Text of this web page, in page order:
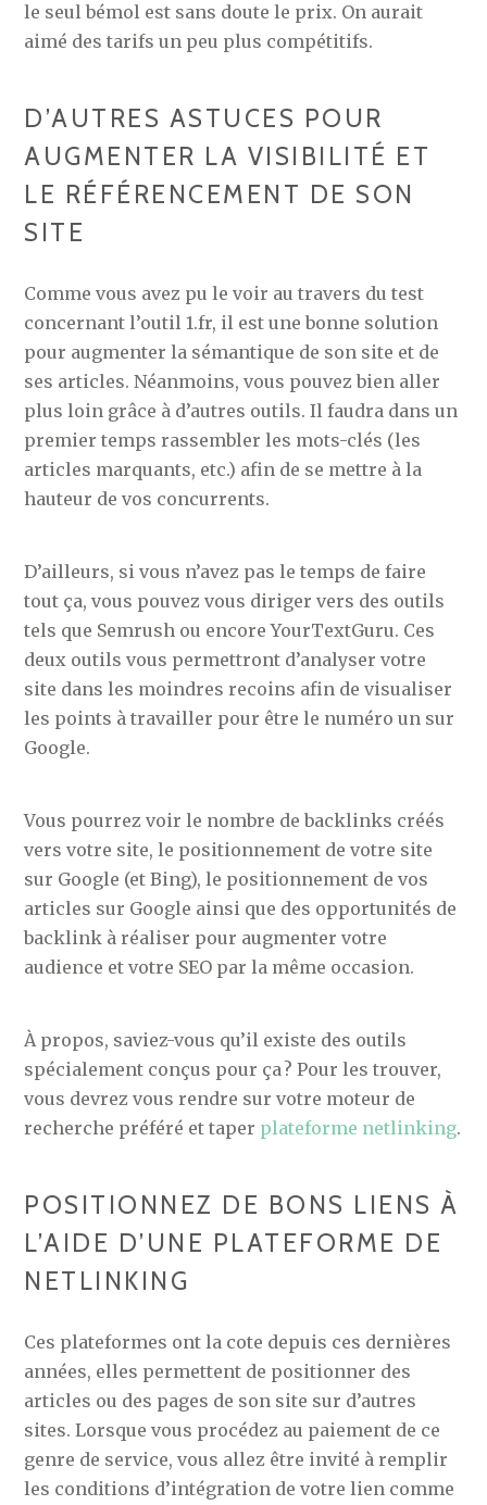
le seul bémol est sans doute le prix. On aurait
aimé des tarifs un peu plus compétitifs.
D’AUTRES ASTUCES POUR
AUGMENTER LA VISIBILITÉ ET
LE RÉFÉRENCEMENT DE SON
SITE
Comme vous avez pu le voir au travers du test
concernant l’outil 1.fr, il est une bonne solution
pour augmenter la sémantique de son site et de
ses articles. Néanmoins, vous pouvez bien aller
plus loin grâce à d’autres outils. Il faudra dans un
premier temps rassembler les mots-clés (les
articles marquants, etc.) afin de se mettre à la
hauteur de vos concurrents.
D’ailleurs, si vous n’avez pas le temps de faire
tout ça, vous pouvez vous diriger vers des outils
tels que Semrush ou encore YourTextGuru. Ces
deux outils vous permettront d’analyser votre
site dans les moindres recoins afin de visualiser
les points à travailler pour être le numéro un sur
Google.
Vous pourrez voir le nombre de backlinks créés
vers votre site, le positionnement de votre site
sur Google (et Bing), le positionnement de vos
articles sur Google ainsi que des opportunités de
backlink à réaliser pour augmenter votre
audience et votre SEO par la même occasion.
À propos, saviez-vous qu’il existe des outils
spécialement conçus pour ça ? Pour les trouver,
vous devrez vous rendre sur votre moteur de
recherche préféré et taper plateforme netlinking.
POSITIONNEZ DE BONS LIENS À
L’AIDE D’UNE PLATEFORME DE
NETLINKING
Ces plateformes ont la cote depuis ces dernières
années, elles permettent de positionner des
articles ou des pages de son site sur d’autres
sites. Lorsque vous procédez au paiement de ce
genre de service, vous allez être invité à remplir
les conditions d’intégration de votre lien comme